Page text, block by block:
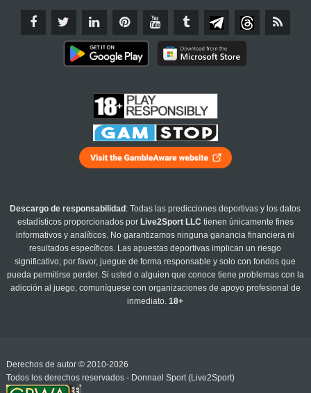
Descargo de responsabilidad : Todas las predicciones deportivas y los datos
estadísticos proporcionados por Live2Sport LLC tienen únicamente fines
informativos y analíticos. No garantizamos ninguna ganancia financiera ni
resultados específicos. Las apuestas deportivas implican un riesgo
significativo; por favor, juegue de forma responsable y solo con fondos que
pueda permitirse perder. Si usted o alguien que conoce tiene problemas con la
adicción al juego, comuníquese con organizaciones de apoyo profesional de
inmediato.18+
Derechos de autor © 2010-2026
Todos los derechos reservados - Donnael Sport (Live2Sport)